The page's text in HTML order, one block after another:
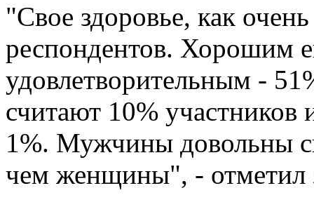
"Свое здоровье, как
респондентов. Хорошим
удовлетворительным -
считают 10% участников
1%. Мужчины довольны
чем женщины", - отметил